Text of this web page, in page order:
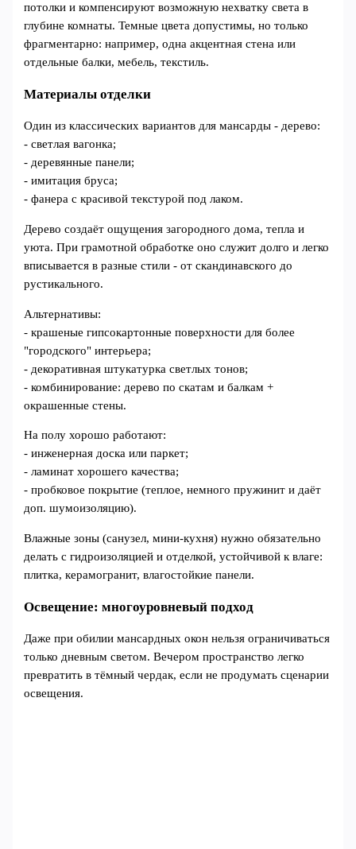
потолки и компенсируют возможную нехватку света в
глубине комнаты. Темные цвета допустимы, но только
фрагментарно: например, одна акцентная стена или
отдельные балки, мебель, текстиль.
Материалы отделки
Один из классических вариантов для мансарды - дерево:
- светлая вагонка;
- деревянные панели;
- имитация бруса;
- фанера с красивой текстурой под лаком.
Дерево создаёт ощущения загородного дома, тепла и
уюта. При грамотной обработке оно служит долго и легко
вписывается в разные стили - от скандинавского до
рустикального.
Альтернативы:
- крашеные гипсокартонные поверхности для более
"городского" интерьера;
- декоративная штукатурка светлых тонов;
- комбинирование: дерево по скатам и балкам +
окрашенные стены.
На полу хорошо работают:
- инженерная доска или паркет;
- ламинат хорошего качества;
- пробковое покрытие (теплое, немного пружинит и даёт
доп. шумоизоляцию).
Влажные зоны (санузел, мини-кухня) нужно обязательно
делать с гидроизоляцией и отделкой, устойчивой к влаге:
плитка, керамогранит, влагостойкие панели.
Освещение: многоуровневый подход
Даже при обилии мансардных окон нельзя ограничиваться
только дневным светом. Вечером пространство легко
превратить в тёмный чердак, если не продумать сценарии
освещения.